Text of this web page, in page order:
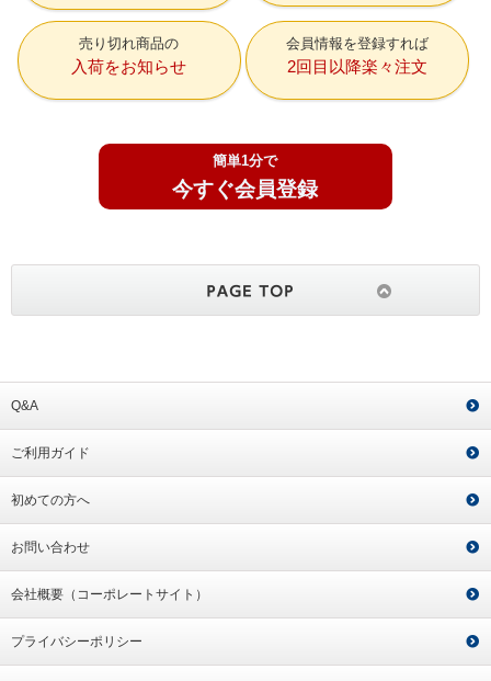
売り切れ商品の
入荷をお知らせ
会員情報を登録すれば
2回目以降楽々注文
簡単1分で
今すぐ会員登録
Q&A
ご利用ガイド
初めての方へ
お問い合わせ
会社概要（コーポレートサイト）
プライバシーポリシー